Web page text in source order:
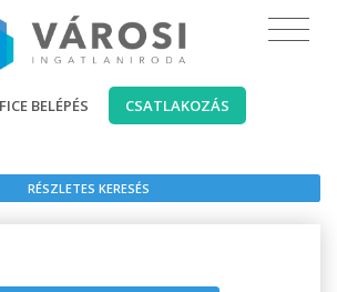
BELÉPÉS CSATLAKOZÁS
RÉSZLETES KERESÉS